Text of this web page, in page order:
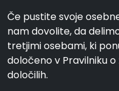
Če pustite svoje
nam dovolite, da
tretjimi osebami, ki
določeno v Pravilniku
določilih.